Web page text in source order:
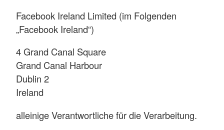
Facebook Ireland Limited (im Folgenden
„Facebook Ireland“)
4 Grand Canal Square
Grand Canal Harbour
Dublin 2
Ireland
alleinige Verantwortliche für die Verarbeitung.